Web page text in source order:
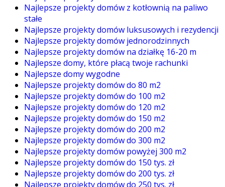
Najlepsze projekty domów z kotłownią na paliwo
stałe
Najlepsze projekty domów luksusowych i rezydencji
Najlepsze projekty domów jednorodzinnych
Najlepsze projekty domów na działkę 16-20 m
Najlepsze domy, które płacą twoje rachunki
Najlepsze domy wygodne
Najlepsze projekty domów do 80 m2
Najlepsze projekty domów do 100 m2
Najlepsze projekty domów do 120 m2
Najlepsze projekty domów do 150 m2
Najlepsze projekty domów do 200 m2
Najlepsze projekty domów do 300 m2
Najlepsze projekty domów powyżej 300 m2
Najlepsze projekty domów do 150 tys. zł
Najlepsze projekty domów do 200 tys. zł
Najlepsze projekty domów do 250 tys. zł